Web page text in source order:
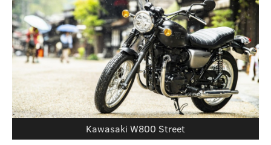
Kawasaki W800 Street